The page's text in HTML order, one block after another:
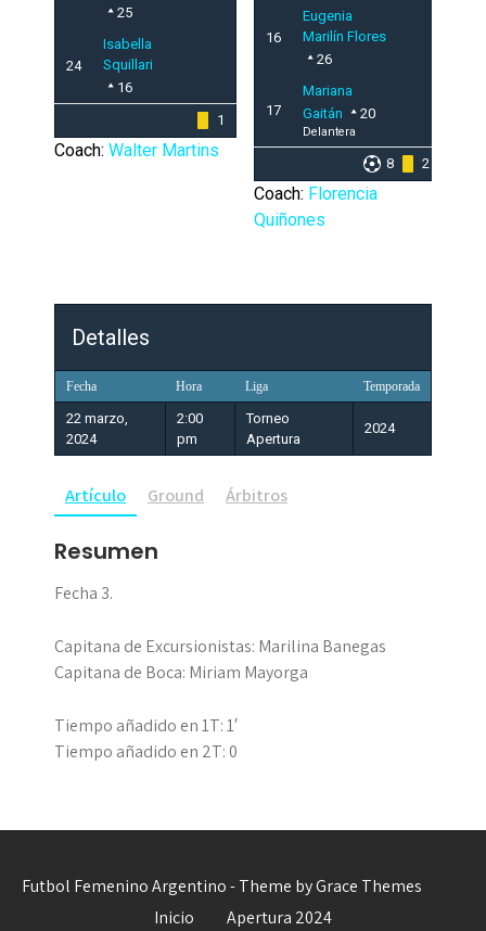
25
24
Isabella
Squillari
16
1
Coach: Walter Martins
16
Eugenia
Marilín Flores
26
17
Mariana
Gaitán
20
Delantera
8 2
Coach: Florencia
Quiñones
Detalles
Fecha Hora Liga Temporada
22 marzo,
2024
2:00
pm
Torneo
Apertura
2024
Artículo Ground Árbitros
Resumen
Fecha 3.
Capitana de Excursionistas: Marilina Banegas
Capitana de Boca: Miriam Mayorga
Tiempo añadido en 1T: 1′
Tiempo añadido en 2T: 0
Futbol Femenino Argentino - Theme by Grace Themes
Inicio
Apertura 2024